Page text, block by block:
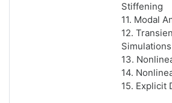
Stiffening
11. Modal
12.
Simulations
13.
14.
15. Explicit